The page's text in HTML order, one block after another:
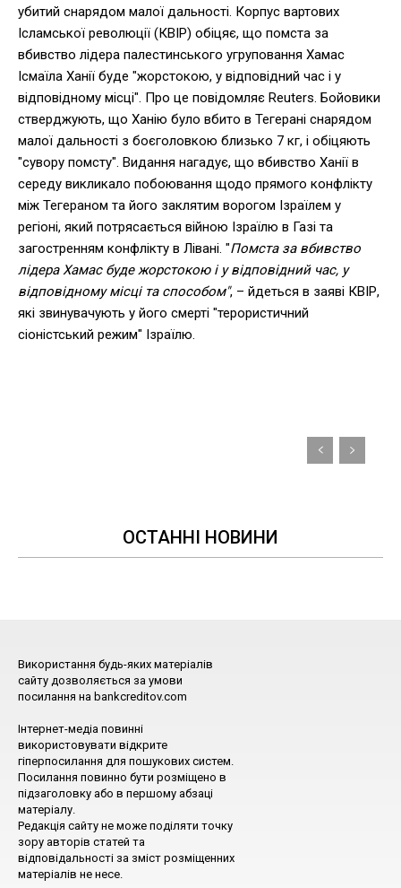
убитий снарядом малої дальності. Корпус вартових
Ісламської революції (КВІР) обіцяє, що помста за
вбивство лідера палестинського угруповання Хамас
Ісмаїла Ханії буде "жорстокою, у відповідний час і у
відповідному місці". Про це повідомляє Reuters. Бойовики
стверджують, що Ханію було вбито в Тегерані снарядом
малої дальності з боєголовкою близько 7 кг, і обіцяють
"сувору помсту". Видання нагадує, що вбивство Ханії в
середу викликало побоювання щодо прямого конфлікту
між Тегераном та його заклятим ворогом Ізраїлем у
регіоні, який потрясається війною Ізраїлю в Газі та
загостренням конфлікту в Лівані. "Помста за вбивство
лідера Хамас буде жорстокою і у відповідний час, у
відповідному місці та способом", – йдеться в заяві КВІР,
які звинувачують у його смерті "терористичний
сіоністський режим" Ізраїлю.
ОСТАННІ НОВИНИ
Використання будь-яких матеріалів
сайту дозволяється за умови
посилання на bankcreditov.com
Інтернет-медіа повинні
використовувати відкрите
гіперпосилання для пошукових систем.
Посилання повинно бути розміщено в
підзаголовку або в першому абзаці
матеріалу.
Редакція сайту не може поділяти точку
зору авторів статей та
відповідальності за зміст розміщенних
матеріалів не несе.